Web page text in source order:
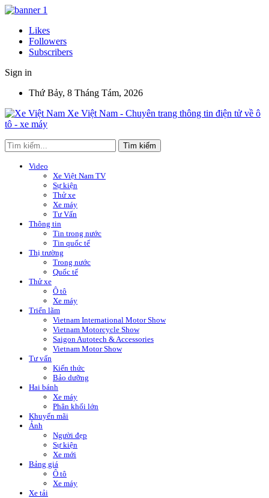
Likes
Followers
Subscribers
Sign in
Thứ Bảy, 8 Tháng Tám, 2026
Xe Việt Nam - Chuyên trang thông tin điện tử về ô
tô - xe máy
Video
Xe Việt Nam TV
Sự kiện
Thử xe
Xe máy
Tư Vấn
Thông tin
Tin trong nước
Tin quốc tế
Thị trường
Trong nước
Quốc tế
Thử xe
Ô tô
Xe máy
Triển lãm
Vietnam International Motor Show
Vietnam Motorcycle Show
Saigon Autotech & Accessories
Vietnam Motor Show
Tư vấn
Kiến thức
Bảo dưỡng
Hai bánh
Xe máy
Phân khối lớn
Khuyến mãi
Ảnh
Người đẹp
Sự kiện
Xe mới
Bảng giá
Ô tô
Xe máy
Xe tải